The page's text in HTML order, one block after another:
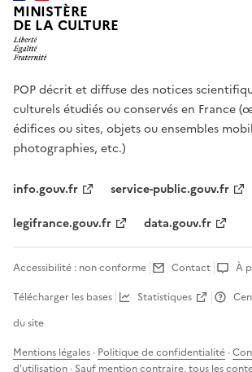
MINISTÈRE
DE LA CULTURE
POP décrit et diffuse des notices
culturels étudiés ou conservés en France
édifices ou sites, objets ou ensembles
photographies, etc.)
info.gouv.fr
service-public.gouv.fr
legifrance.gouv.fr
data.gouv.fr
Accessibilité : non conforme Contact
À
Télécharger les bases
Statistiques
du site
Mentions légales · Politique de confidentialité ·
d'utilisation · Sauf mention contraire, tous les